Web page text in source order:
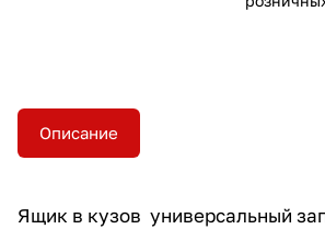
Описание
Ящик в кузов универсальный